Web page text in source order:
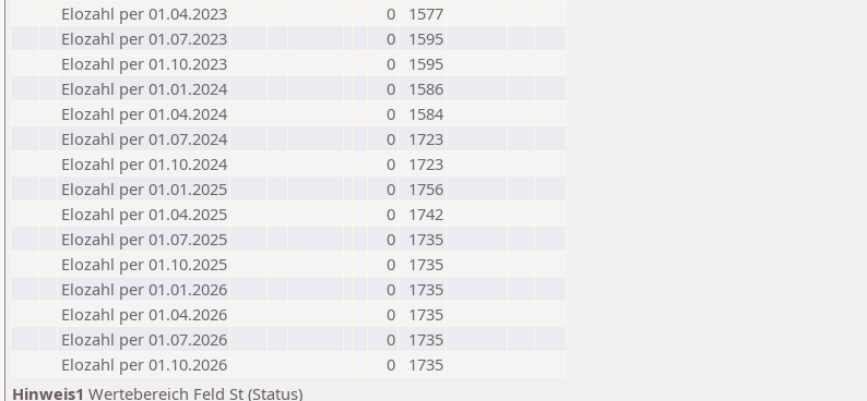
Elozahl per 01.04.2023
0
1577
Elozahl per 01.07.2023
0
1595
Elozahl per 01.10.2023
0
1595
Elozahl per 01.01.2024
0
1586
Elozahl per 01.04.2024
0
1584
Elozahl per 01.07.2024
0
1723
Elozahl per 01.10.2024
0
1723
Elozahl per 01.01.2025
0
1756
Elozahl per 01.04.2025
0
1742
Elozahl per 01.07.2025
0
1735
Elozahl per 01.10.2025
0
1735
Elozahl per 01.01.2026
0
1735
Elozahl per 01.04.2026
0
1735
Elozahl per 01.07.2026
0
1735
Elozahl per 01.10.2026
0
1735
Hinweis1 Wertebereich Feld St (Status)